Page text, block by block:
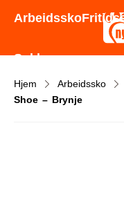
Godt utvalg
Arbeidssko
Sokker
Hjem Arbeidssko
Shoe – Brynje